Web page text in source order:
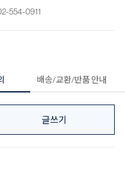
554-0911
배송/교환/반품 안내
글쓰기